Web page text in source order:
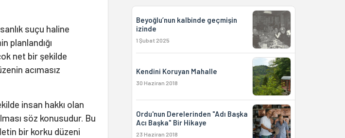
suçu haline
planlandığı
net bir şekilde
acımasız
insan hakkı olan
söz konusudur. Bu
bir korku düzeni
Beyoğlu’nun kalbinde geçmişin
izinde
1 Şubat 2025
Kendini Koruyan Mahalle
30 Haziran 2018
Ordu'nun Derelerinden "Adı Başka
Acı Başka" Bir Hikaye
23 Haziran 2018